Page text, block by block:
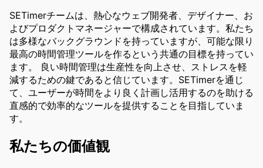
SETimerチームは、熱心なウェブ開発者、デザイナー、お
よびプロダクトマネージャーで構成されています。私たち
は多様なバックグラウンドを持っていますが、可能な限り
最高の時間管理ツールを作るという共通の目標を持ってい
ます。 良い時間管理は生産性を向上させ、ストレスを軽
減するための鍵であると信じています。SETimerを通じ
て、ユーザーが時間をより良く計画し活用するのを助ける
直感的で効率的なツールを提供することを目指していま
す。
私たちの価値観